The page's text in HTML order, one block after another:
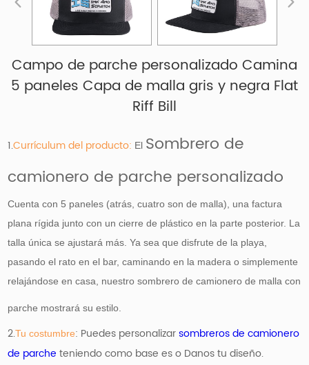
Campo de parche personalizado Camina
5 paneles Capa de malla gris y negra Flat
Riff Bill
1.Currículum del producto: El Sombrero de
camionero de parche personalizado
Cuenta con 5 paneles (atrás, cuatro son de malla), una factura
plana rígida junto con un cierre de plástico en la parte posterior. La
talla única se ajustará más. Ya sea que disfrute de la playa,
pasando el rato en el bar, caminando en la madera o simplemente
relajándose en casa, nuestro sombrero de camionero de malla con
parche mostrará su estilo.
2.Tu costumbre: Puedes personalizarsombreros de camionero
de parche teniendo como base es o Danos tu diseño.